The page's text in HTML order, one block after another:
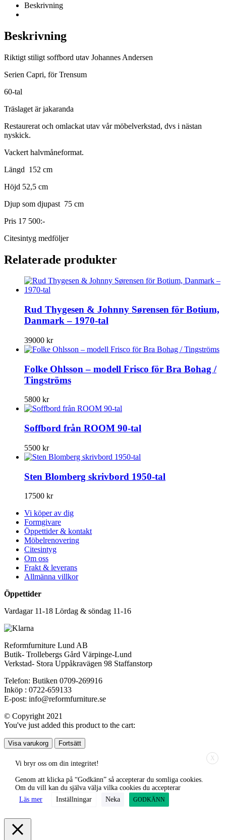
Beskrivning
Beskrivning
Riktigt stiligt soffbord utav Johannes Andersen
Serien Capri, för Trensum
60-tal
Träslaget är jakaranda
Restaurerat och omlackat utav vår möbelverkstad, dvs i nästan
nyskick.
Vackert halvmåneformat.
Längd 152 cm
Höjd 52,5 cm
Djup som djupast 75 cm
Pris 17 500:-
Citesintyg medföljer
Relaterade produkter
Rud Thygesen & Johnny Sørensen för Botium,
Danmark – 1970-tal
39000 kr
Folke Ohlsson – modell Frisco för Bra Bohag /
Tingströms
5800 kr
Soffbord från ROOM 90-tal
5500 kr
Sten Blomberg skrivbord 1950-tal
17500 kr
Vi köper av dig
Formgivare
Öppettider & kontakt
Möbelrenovering
Citesintyg
Om oss
Frakt & leverans
Allmänna villkor
Öppettider
Vardagar 11-18 Lördag & söndag 11-16
Reformfurniture Lund AB
Butik- Trollebergs Gård Värpinge-Lund
Verkstad- Stora Uppåkravägen 98 Staffanstorp
Telefon: Butiken 0709-269916
Inköp : 0722-659133
E-post: info@reformfurniture.se
© Copyright 2021
You've just added this product to the cart:
Visa varukorg Fortsätt
X
Vi bryr oss om din integritet!
Genom att klicka på “Godkänn” så accepterar du somliga cookies.
Om du vill kan du själva välja vilka cookies du accepterar
Läs mer
Inställningar Neka GODKÄNN